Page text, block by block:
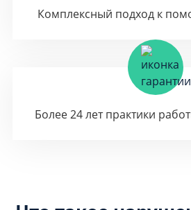
Комплексный подход к
Более 24 лет практики